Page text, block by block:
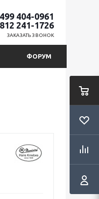
404-0961
241-1726
ЗАКАЗАТЬ ЗВОНОК
ФОРУМ